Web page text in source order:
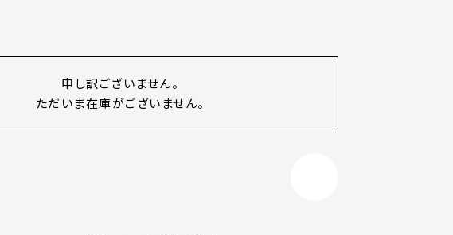
申し訳ございません。
ただいま在庫がございません。